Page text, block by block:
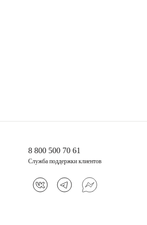
8 800 500 70 61
Служба поддержки клиентов